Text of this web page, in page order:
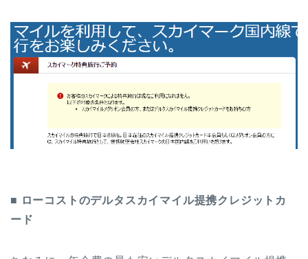
■ ローコストのデルタスカイマイル提携クレジットカ
ード